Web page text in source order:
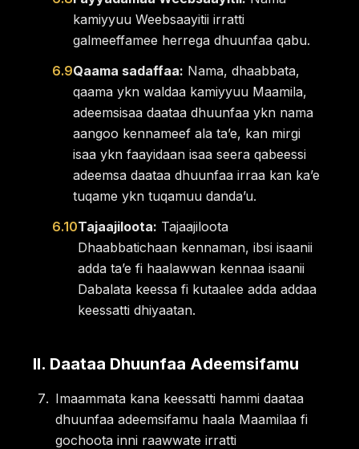
kamiyyuu Weebsaayitii irratti
galmeeffamee herrega dhuunfaa qabu.
6.9Qaama sadaffaa: Nama, dhaabbata,
qaama ykn waldaa kamiyyuu Maamila,
adeemsisaa daataa dhuunfaa ykn nama
aangoo kennameef ala taʼe, kan mirgi
isaa ykn faayidaan isaa seera qabeessi
adeemsa daataa dhuunfaa irraa kan kaʼe
tuqame ykn tuqamuu dandaʼu.
6.10Tajaajiloota: Tajaajiloota
Dhaabbatichaan kennaman, ibsi isaanii
adda taʼe fi haalawwan kennaa isaanii
Dabalata keessa fi kutaalee adda addaa
keessatti dhiyaatan.
II. Daataa Dhuunfaa Adeemsifamu
Imaammata kana keessatti hammi daataa
dhuunfaa adeemsifamu haala Maamilaa fi
gochoota inni raawwate irratti